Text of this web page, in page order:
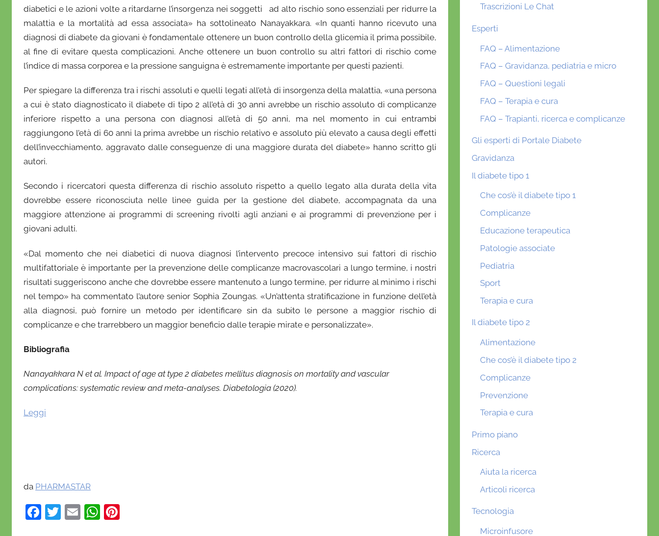
diabetici e le azioni volte a ritardarne l’insorgenza nei soggetti ad alto rischio sono essenziali per ridurre la
malattia e la mortalità ad essa associata» ha sottolineato Nanayakkara. «In quanti hanno ricevuto una
diagnosi di diabete da giovani è fondamentale ottenere un buon controllo della glicemia il prima possibile,
al fine di evitare questa complicazioni. Anche ottenere un buon controllo su altri fattori di rischio come
l’indice di massa corporea e la pressione sanguigna è estremamente importante per questi pazienti.
Per spiegare la differenza tra i rischi assoluti e quelli legati all’età di insorgenza della malattia, «una persona
a cui è stato diagnosticato il diabete di tipo 2 all’età di 30 anni avrebbe un rischio assoluto di complicanze
inferiore rispetto a una persona con diagnosi all’età di 50 anni, ma nel momento in cui entrambi
raggiungono l’età di 60 anni la prima avrebbe un rischio relativo e assoluto più elevato a causa degli effetti
dell’invecchiamento, aggravato dalle conseguenze di una maggiore durata del diabete» hanno scritto gli
autori.
Secondo i ricercatori questa differenza di rischio assoluto rispetto a quello legato alla durata della vita
dovrebbe essere riconosciuta nelle linee guida per la gestione del diabete, accompagnata da una
maggiore attenzione ai programmi di screening rivolti agli anziani e ai programmi di prevenzione per i
giovani adulti.
«Dal momento che nei diabetici di nuova diagnosi l’intervento precoce intensivo sui fattori di rischio
multifattoriale è importante per la prevenzione delle complicanze macrovascolari a lungo termine, i nostri
risultati suggeriscono anche che dovrebbe essere mantenuto a lungo termine, per ridurre al minimo i rischi
nel tempo» ha commentato l’autore senior Sophia Zoungas. «Un’attenta stratificazione in funzione dell’età
alla diagnosi, può fornire un metodo per identificare sin da subito le persone a maggior rischio di
complicanze e che trarrebbero un maggior beneficio dalle terapie mirate e personalizzate».
Bibliografia
Nanayakkara N et al. Impact of age at type 2 diabetes mellitus diagnosis on mortality and vascular
complications: systematic review and meta-analyses. Diabetologia (2020).
Leggi
da PHARMASTAR
F
T
E
W
Trascrizioni Le Chat
Esperti
FAQ – Alimentazione
FAQ – Gravidanza, pediatria e micro
FAQ – Questioni legali
FAQ – Terapia e cura
FAQ – Trapianti, ricerca e complicanze
Gli esperti di Portale Diabete
Gravidanza
Il diabete tipo 1
Che cos’è il diabete tipo 1
Complicanze
Educazione terapeutica
Patologie associate
Pediatria
Sport
Terapia e cura
Il diabete tipo 2
Alimentazione
Che cos’è il diabete tipo 2
Complicanze
Prevenzione
Terapia e cura
Primo piano
Ricerca
Aiuta la ricerca
Articoli ricerca
Tecnologia
Microinfusore